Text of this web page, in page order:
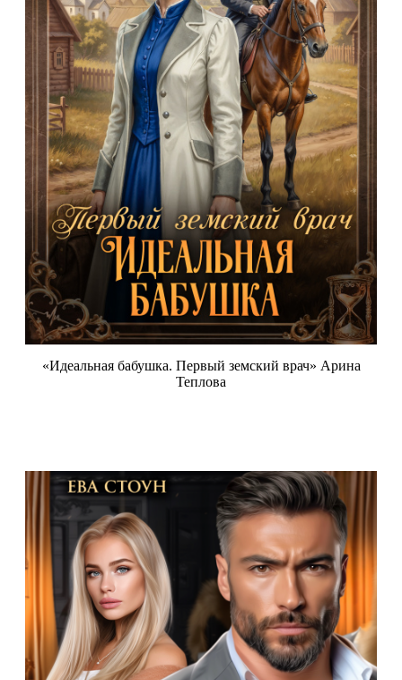
«Идеальная бабушка. Первый земский врач» Арина
Теплова